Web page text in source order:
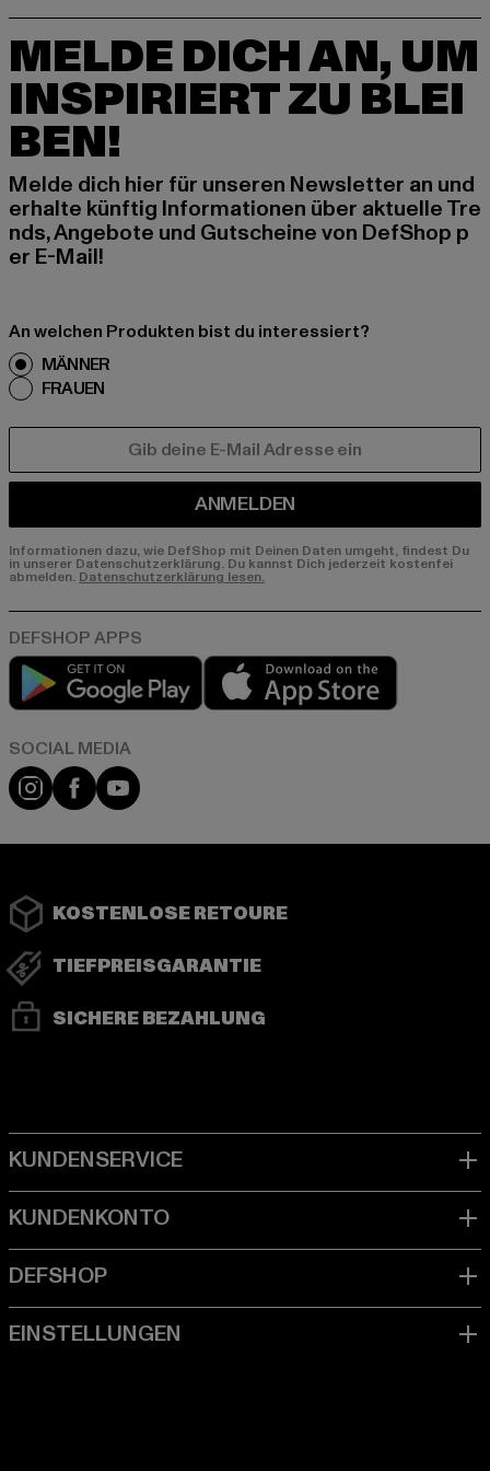
MELDE DICH AN, UM
INSPIRIERT ZU BLEI
BEN!
Melde dich hier für unseren Newsletter an und
erhalte künftig Informationen über aktuelle Tre
nds, Angebote und Gutscheine von DefShop p
er E-Mail!
An welchen Produkten bist du interessiert?
MÄNNER
FRAUEN
ANMELDEN
Informationen dazu, wie DefShop mit Deinen Daten umgeht, findest Du
in unserer Datenschutzerklärung. Du kannst Dich jederzeit kostenfei
abmelden. Datenschutzerklärung lesen.
Play market
Instagram
FacebookYouTube
KOSTENLOSE RETOURE
TIEFPREISGARANTIE
SICHERE BEZAHLUNG